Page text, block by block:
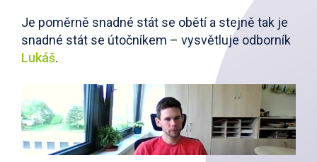
Je poměrně snadné stát se obětí a stejně tak je
snadné stát se útočníkem – vysvětluje odborník
Lukáš.